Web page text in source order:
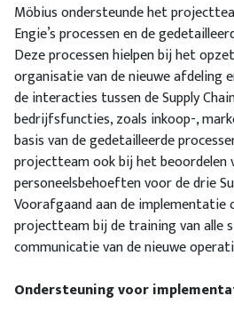
Möbius ondersteunde het
Engie’s processen en de
Deze processen hielpen bij het
organisatie van de nieuwe afdeling
de interacties tussen de Supply
bedrijfsfuncties, zoals inkoop-,
basis van de gedetailleerde
projectteam ook bij het beoordelen
personeelsbehoeften voor de drie
Voorafgaand aan de implementatie
projectteam bij de training van alle
communicatie van de nieuwe
Ondersteuning voor